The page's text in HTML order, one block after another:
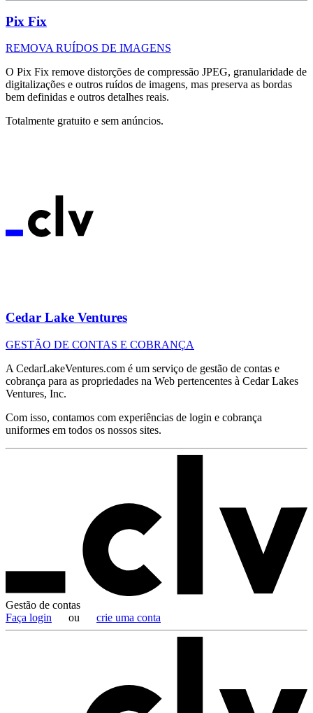
Pix Fix
REMOVA RUÍDOS DE IMAGENS
O Pix Fix remove distorções de compressão JPEG, granularidade de
digitalizações e outros ruídos de imagens, mas preserva as bordas
bem definidas e outros detalhes reais.
Totalmente gratuito e sem anúncios.
Cedar Lake Ventures
GESTÃO DE CONTAS E COBRANÇA
A CedarLakeVentures.com é um serviço de gestão de contas e
cobrança para as propriedades na Web pertencentes à Cedar Lakes
Ventures, Inc.
Com isso, contamos com experiências de login e cobrança
uniformes em todos os nossos sites.
Gestão de contas
Faça login
ou crie uma conta